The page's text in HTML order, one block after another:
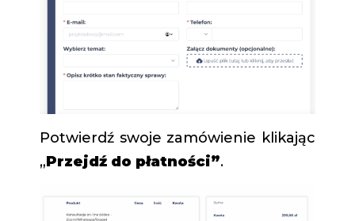
Potwierdź swoje zamówienie klikając
„Przejdź do płatności”.